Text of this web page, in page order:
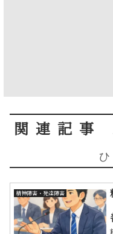
関連記事
精神障害・発達障害